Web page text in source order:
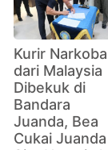
Kurir Narkoba
dari Malaysia
Dibekuk di
Bandara
Juanda, Bea
Cukai Juanda